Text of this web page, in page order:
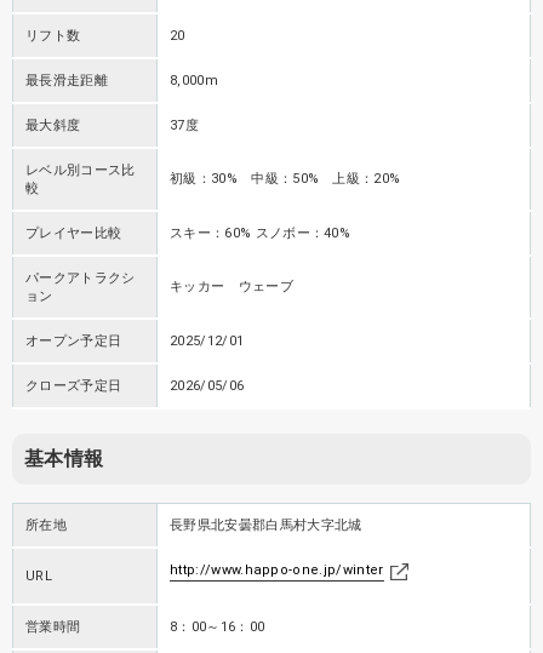
リフト数 20
最長滑走距離 8,000m
最大斜度 37度
レベル別コース比
較
初級：30% 中級：50% 上級：20%
プレイヤー比較 スキー：60% スノボー：40%
パークアトラクシ
ョン
キッカー ウェーブ
オープン予定日 2025/12/01
クローズ予定日 2026/05/06
基本情報
所在地 長野県北安曇郡白馬村大字北城
URL http://www.happo-one.jp/winter
営業時間 8：00～16：00